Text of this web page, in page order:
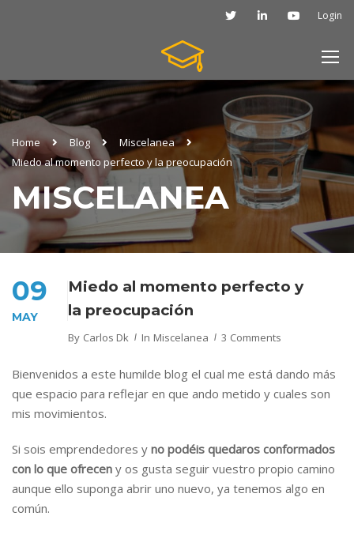
Login
Home Blog
Miscelanea
Miedo al momento perfecto y la preocupación
MISCELANEA
09
MAY
Miedo al momento perfecto y
la preocupación
By Carlos Dk In Miscelanea 3 Comments
Bienvenidos a este humilde blog el cual me está dando más
que espacio para reflejar en que ando metido y cuales son
mis movimientos.
Si sois emprendedores y no podéis quedaros conformados
con lo que ofrecen y os gusta seguir vuestro propio camino
aunque ello suponga abrir uno nuevo, ya tenemos algo en
común.